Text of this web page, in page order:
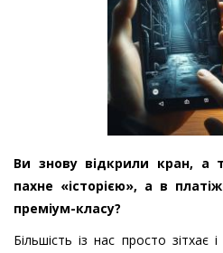
Ви знову відкрили кран, а
пахне «історією», а в
преміум-класу?
Більшість із нас просто зітхає